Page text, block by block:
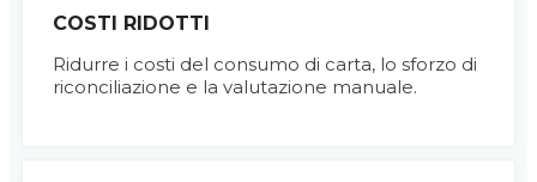
COSTI RIDOTTI
Ridurre i costi del consumo di carta, lo sforzo di
riconciliazione e la valutazione manuale.